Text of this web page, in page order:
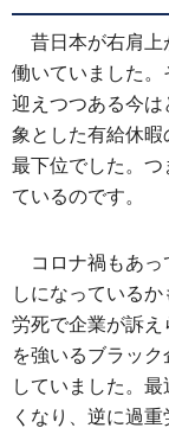
昔日本が右肩上
働いていました
迎えつつある今
象とした有給休
最下位でした。
ているのです。
コロナ禍もあ
しになっている
労死で企業が訴
を強いるブラッ
していました。
くなり、逆に過